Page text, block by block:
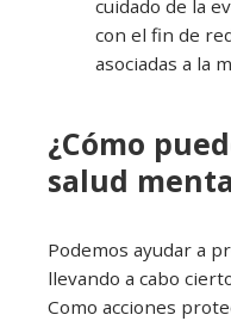
cuidado de la
con el fin de
asociadas a la
¿Cómo
salud
Podemos ayudar a
llevando a cabo
Como acciones